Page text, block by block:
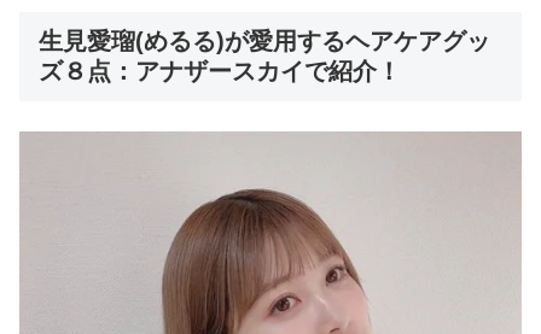
生見愛瑠(めるる)が愛用するヘアケアグッ
ズ８点：アナザースカイで紹介！